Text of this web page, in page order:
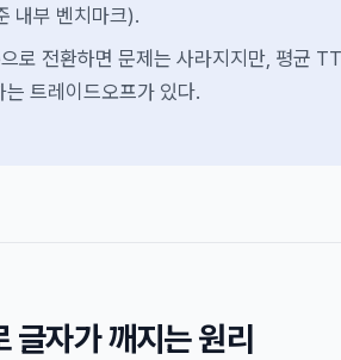
내부 벤치마크).
로 전환하면 문제는 사라지지만, 평균
트레이드오프가 있다.
글자가 깨지는 원리